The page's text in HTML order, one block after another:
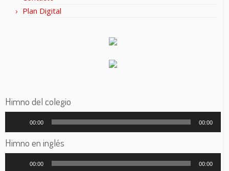
Plan Digital
Himno del colegio
audio
00:00 00:00
Himno en inglés
00:00 00:00